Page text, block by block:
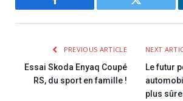
Facebook Twitter
PREVIOUS ARTICLE
Essai Skoda Enyaq Coupé
RS, du sport en famille !
NEXT
Le futur
plus